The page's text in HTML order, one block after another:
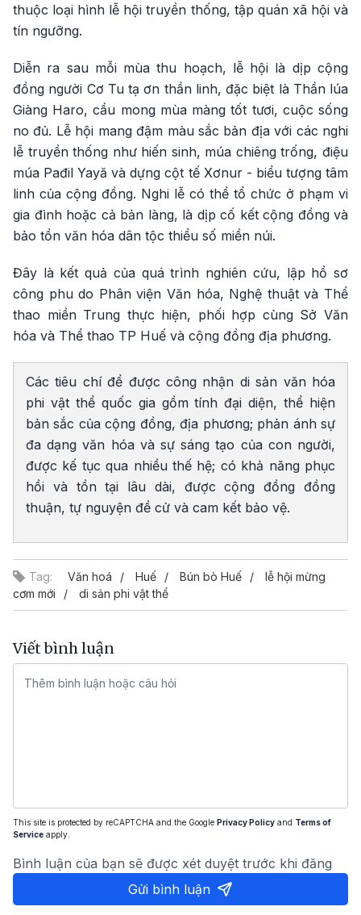
thuộc loại hình lễ hội truyền thống, tập quán xã hội và
tín ngưỡng.
Diễn ra sau mỗi mùa thu hoạch, lễ hội là dịp cộng
đồng người Cơ Tu tạ ơn thần linh, đặc biệt là Thần lúa
Giàng Haro, cầu mong mùa màng tốt tươi, cuộc sống
no đủ. Lễ hội mang đậm màu sắc bản địa với các nghi
lễ truyền thống như hiến sinh, múa chiêng trống, điệu
múa Pađil Yayă và dựng cột tế Xơnur - biểu tượng tâm
linh của cộng đồng. Nghi lễ có thể tổ chức ở phạm vi
gia đình hoặc cả bản làng, là dịp cố kết cộng đồng và
bảo tồn văn hóa dân tộc thiểu số miền núi.
Đây là kết quả của quá trình nghiên cứu, lập hồ sơ
công phu do Phân viện Văn hóa, Nghệ thuật và Thể
thao miền Trung thực hiện, phối hợp cùng Sở Văn
hóa và Thể thao TP Huế và cộng đồng địa phương.
Các tiêu chí để được công nhận di sản văn hóa
phi vật thể quốc gia gồm tính đại diện, thể hiện
bản sắc của cộng đồng, địa phương; phản ánh sự
đa dạng văn hóa và sự sáng tạo của con người,
được kế tục qua nhiều thế hệ; có khả năng phục
hồi và tồn tại lâu dài, được cộng đồng đồng
thuận, tự nguyện đề cử và cam kết bảo vệ.
Tag: Văn hoá Huế Bún bò Huế
lễ hội mừng
cơm mới
di sản phi vật thể
Viết bình luận
This site is protected by reCAPTCHA and the Google Privacy Policy and Terms of
Service apply.
Bình luận của bạn sẽ được xét duyệt trước khi đăng
Gửi bình luận